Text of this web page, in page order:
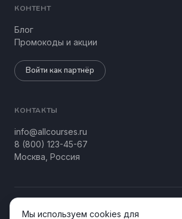
КОНТЕНТ
Блог
Промокоды и акции
Войти как партнёр
КОНТАКТЫ
info@allcourses.ru
8 (800) 123-45-67
Москва, Россия
Мы используем cookies для